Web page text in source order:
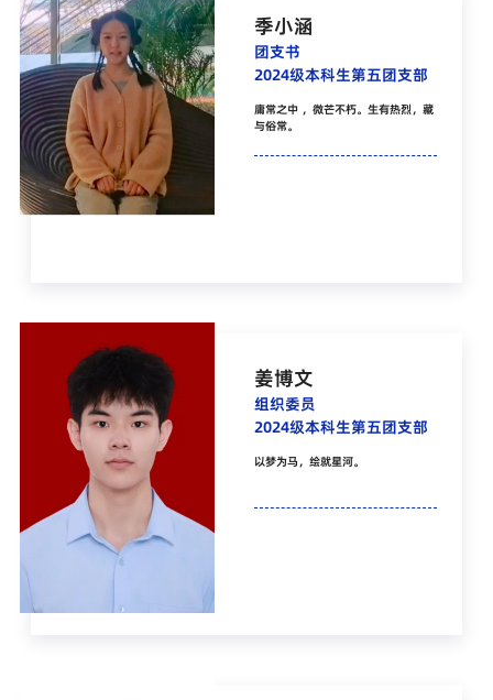
季小涵
团支书
2024级本科生第五团支部
庸常之中 ，微芒不朽。生有热烈，藏
与俗常。
姜博文
组织委员
2024级本科生第五团支部
以梦为马，绘就星河。